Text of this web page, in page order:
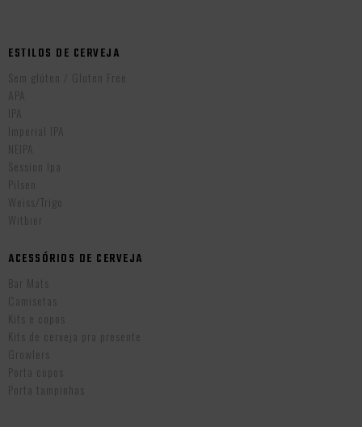
ESTILOS DE CERVEJA
Sem glúten / Gluten Free
APA
IPA
Imperial IPA
NEIPA
Session Ipa
Pilsen
Weiss/Trigo
Witbier
ACESSÓRIOS DE CERVEJA
Bar Mats
Camisetas
Kits e copos
Kits de cerveja pra presente
Growlers
Porta copos
Porta tampinhas